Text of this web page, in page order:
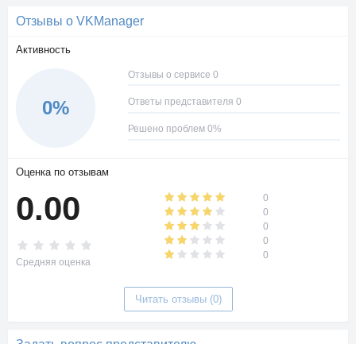
Отзывы о VKManager
Активность
0%
Отзывы о сервисе 0
Ответы представителя 0
Решено проблем 0%
Оценка по отзывам
0.00
Средняя оценка
0
0
0
0
0
Читать отзывы (0)